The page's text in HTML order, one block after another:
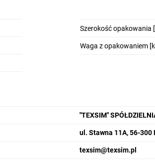
Szerokość opakowania
Waga z opakowaniem
"TEXSIM"
ul. Stawna 11A, 56-300
texsim@texsim.pl